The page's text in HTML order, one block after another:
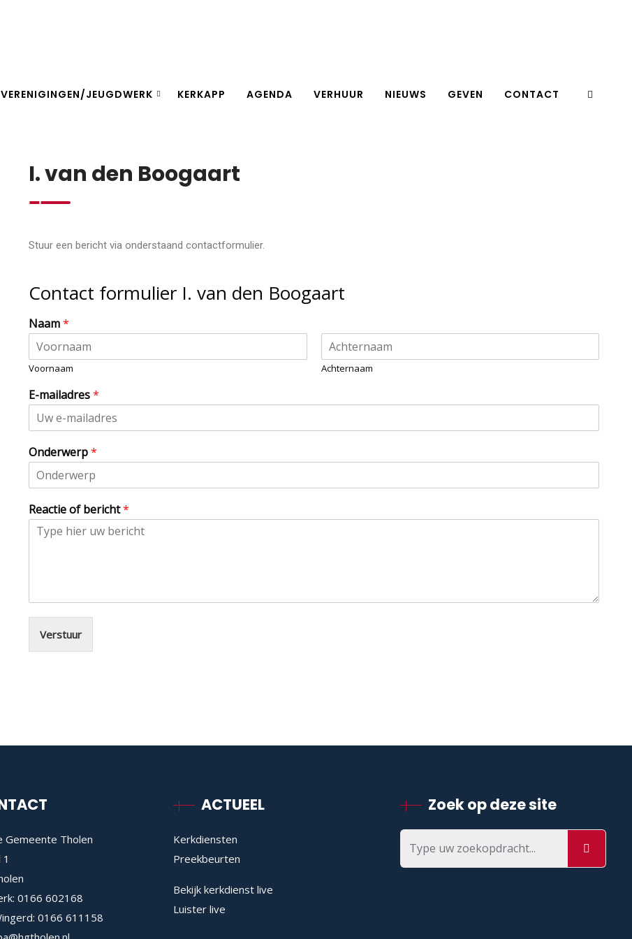
VERENIGINGEN/JEUGDWERK KERKAPP AGENDA VERHUUR NIEUWS GEVEN CONTACT
I. van den Boogaart
Stuur een bericht via onderstaand contactformulier.
Contact formulier I. van den Boogaart
Naam*
Voornaam Achternaam
E-mailadres*
Onderwerp*
Reactie of bericht*
Verstuur
Gemeente Tholen
0166 602168
0166 611158
ACTUEEL
Kerkdiensten
Preekbeurten
Bekijk kerkdienst live
Luister live
Zoek op deze site